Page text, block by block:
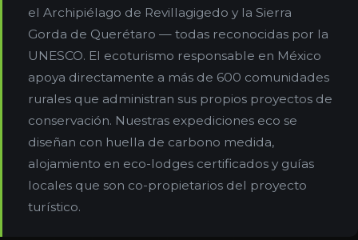
el Archipiélago de Revillagigedo y la Sierra
Gorda de Querétaro — todas reconocidas por la
UNESCO. El ecoturismo responsable en México
apoya directamente a más de 600 comunidades
rurales que administran sus propios proyectos de
conservación. Nuestras expediciones eco se
diseñan con huella de carbono medida,
alojamiento en eco-lodges certificados y guías
locales que son co-propietarios del proyecto
turístico.